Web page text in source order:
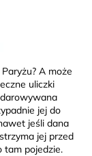
A może
uliczki
jej do
jeśli dana
jej przed
tam pojedzie.